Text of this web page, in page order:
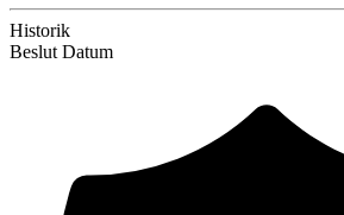
Historik
Beslut Datum